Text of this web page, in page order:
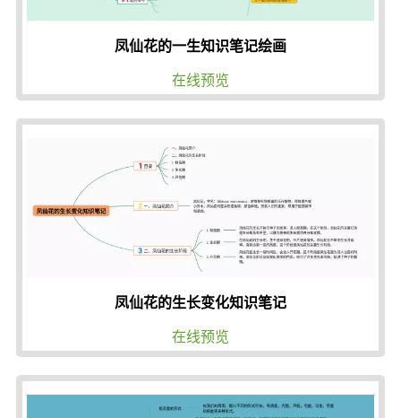
凤仙花的一生知识笔记绘画
在线预览
凤仙花的生长变化知识笔记
在线预览